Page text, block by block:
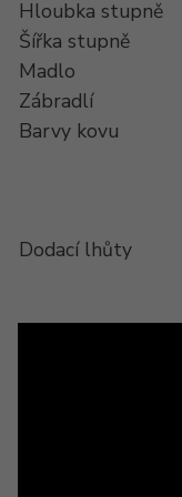
Hloubka stupně
Šířka stupně
Madlo
Zábradlí
Barvy kovu
Dodací lhůty